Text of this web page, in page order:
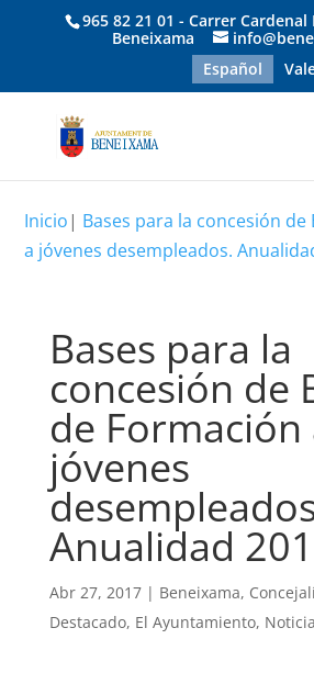
965 82 21 01 - Carrer Cardenal
Beneixama
Español
Inicio| Bases para la concesión de
a jóvenes desempleados.
Bases para la
concesión de
de Formación
jóvenes
Anualidad
Abr 27, 2017| Beneixama,
Destacado, El Ayuntamiento,